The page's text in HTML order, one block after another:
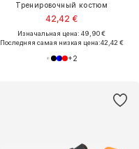
Тренировочный костюм
42,42 €
Изначальная цена: 49,90 €
Последняя самая низкая цена:42,42 €
+2